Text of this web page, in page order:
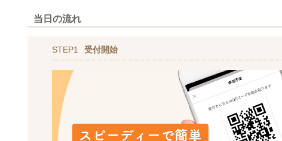
当日の流れ
STEP1 受付開始